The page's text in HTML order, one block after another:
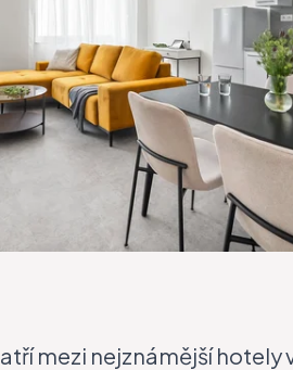
mezi nejznámější hotely